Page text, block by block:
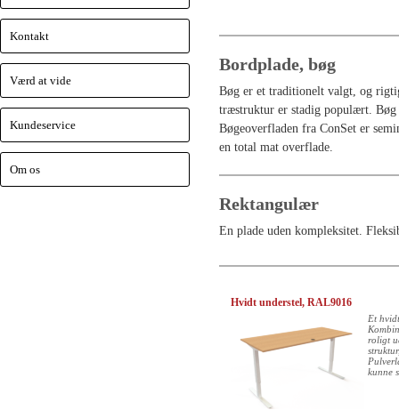
Bordplade, bøg
Bøg er et traditionelt valgt, og
træstruktur er stadig populært. Bøg
Bøgeoverfladen fra ConSet er
en total mat overflade.
Rektangulær
En plade uden kompleksitet.
Hvidt understel, RAL9016
Et
roligt
kunne
Kontakt
Værd at vide
Kundeservice
Om os